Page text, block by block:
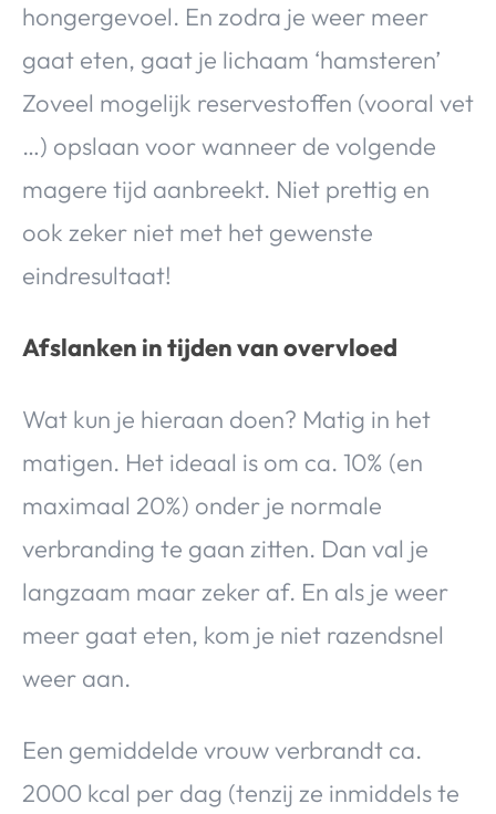
hongergevoel. En zodra je weer meer
gaat eten, gaat je lichaam ‘hamsteren’
Zoveel mogelijk reservestoffen (vooral vet
…) opslaan voor wanneer de volgende
magere tijd aanbreekt. Niet prettig en
ook zeker niet met het gewenste
eindresultaat!
Afslanken in tijden van overvloed
Wat kun je hieraan doen? Matig in het
matigen. Het ideaal is om ca. 10% (en
maximaal 20%) onder je normale
verbranding te gaan zitten. Dan val je
langzaam maar zeker af. En als je weer
meer gaat eten, kom je niet razendsnel
weer aan.
Een gemiddelde vrouw verbrandt ca.
2000 kcal per dag (tenzij ze inmiddels te